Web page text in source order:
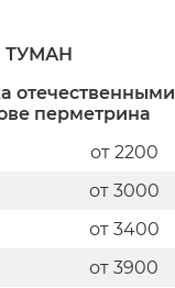
отечественными
перметрина
от 2200
от 3000
от 3400
от 3900